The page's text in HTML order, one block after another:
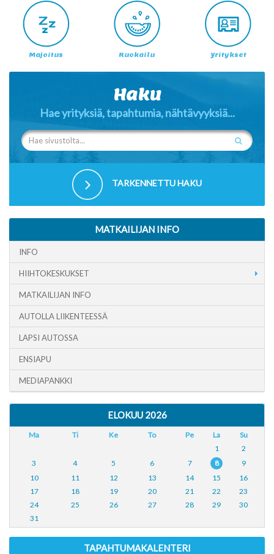
Majoitus Ruokailu Yritykset
Haku
Hae yrityksiä, tapahtumia, nähtävyyksiä...
TARKENNETTU HAKU
MATKAILIJAN INFO
INFO
HIIHTOKESKUKSET
MATKAILIJAN INFO
AUTOLLA LIIKENTEESSÄ
LAPSI AUTOSSA
ENSIAPU
MEDIAPANKKI
ELOKUU 2026
Ma Ti Ke To Pe La
Su
1
2
3
4 5 6 7 8
9
10
11 12 13 14 15
16
17
18 19 20 21 22
23
24
25 26 27 28 29
30
31
TAPAHTUMAKALENTERI